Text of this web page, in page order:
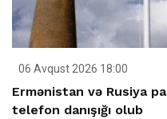
06 Avqust 2026 18:00
Ermənistan və Rusiya
telefon danışığı olub